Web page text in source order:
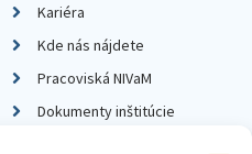
Kariéra
Kde nás nájdete
Pracoviská NIVaM
Dokumenty inštitúcie